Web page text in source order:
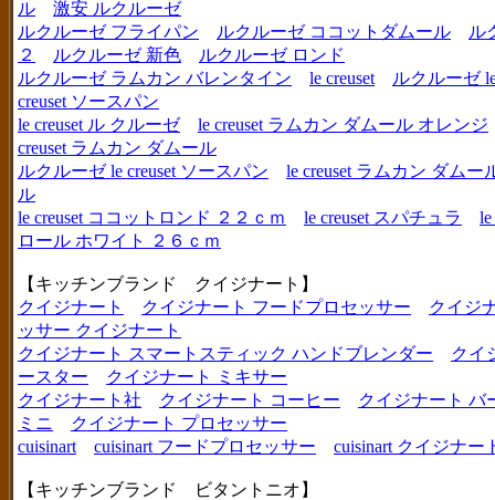
ル
激安 ルクルーゼ
ルクルーゼ フライパン
ルクルーゼ ココットダムール
ル
２
ルクルーゼ 新色
ルクルーゼ ロンド
ルクルーゼ ラムカン バレンタイン
le creuset
ルクルーゼ
creuset ソースパン
le creuset ル クルーゼ
le creuset ラムカン ダムール オレンジ
creuset ラムカン ダムール
ルクルーゼ le creuset ソースパン
le creuset ラムカン ダム
ル
le creuset ココットロンド ２２ｃｍ
le creuset スパチュラ
le
ロール ホワイト ２６ｃｍ
【キッチンブランド クイジナート】
クイジナート
クイジナート フードプロセッサー
クイジ
ッサー クイジナート
クイジナート スマートスティック ハンドブレンダー
クイ
ースター
クイジナート ミキサー
クイジナート社
クイジナート コーヒー
クイジナート バ
ミニ
クイジナート プロセッサー
cuisinart
cuisinart フードプロセッサー cuisinart クイジナー
【キッチンブランド ビタントニオ】